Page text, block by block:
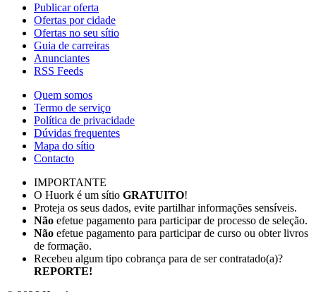
Publicar oferta
Ofertas por cidade
Ofertas no seu sítio
Guia de carreiras
Anunciantes
RSS Feeds
Quem somos
Termo de serviço
Política de privacidade
Dúvidas frequentes
Mapa do sítio
Contacto
IMPORTANTE
O Huork é um sítio GRATUITO!
Proteja os seus dados, evite partilhar informações sensíveis.
Não efetue pagamento para participar de processo de seleção.
Não efetue pagamento para participar de curso ou obter livros
de formação.
Recebeu algum tipo cobrança para de ser contratado(a)?
REPORTE!